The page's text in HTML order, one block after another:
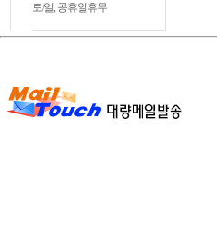
토/일, 공휴일휴무